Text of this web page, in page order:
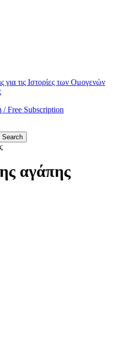
για τις Ιστορίες των Ομογενών
Free Subscription
αγάπης